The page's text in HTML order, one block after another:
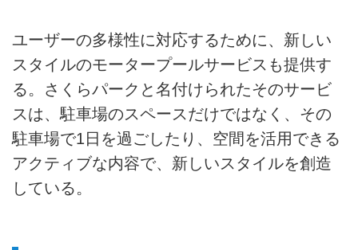
ユーザーの多様性に対応するために、新しい
スタイルのモータープールサービスも提供す
る。さくらパークと名付けられたそのサービ
スは、駐車場のスペースだけではなく、その
駐車場で1日を過ごしたり、空間を活用できる
アクティブな内容で、新しいスタイルを創造
している。